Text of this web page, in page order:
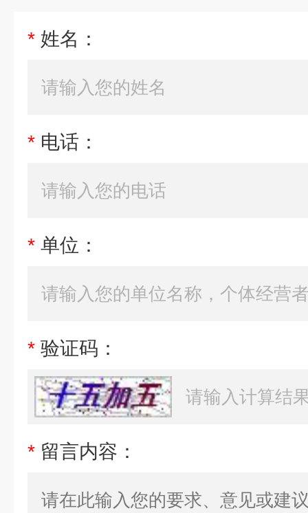
* 姓名：
* 电话：
* 单位：
* 验证码：
* 留言内容：